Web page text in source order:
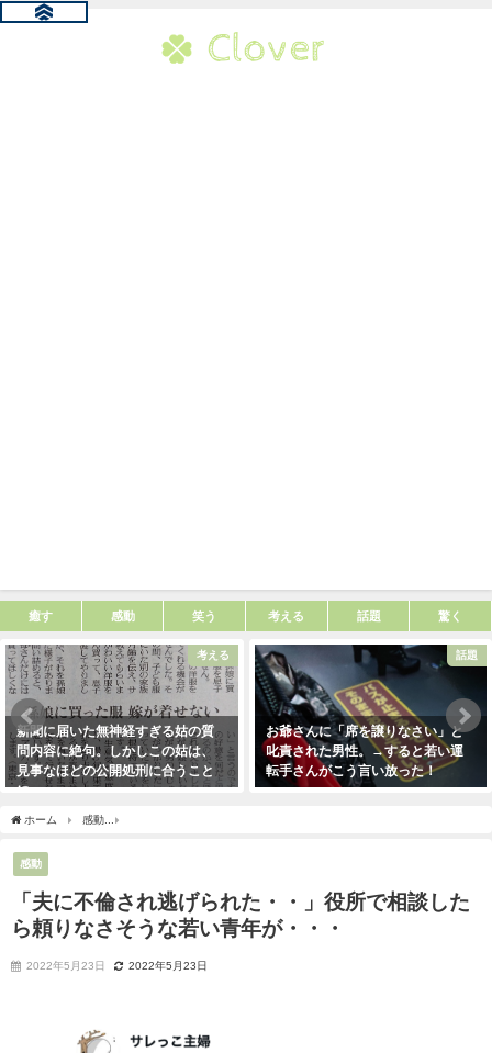
癒す 感動 笑う 考える 話題 驚く
考える
新聞に届いた無神経すぎる姑の質
問内容に絶句。しかしこの姑は、
見事なほどの公開処刑に合うこと
に・・・
2021年3月13日
話題
お爺さんに「席を譲りなさい」と
叱責された男性。→すると若い運
転手さんがこう言い放った！
ホーム 感動
感動
「夫に不倫され逃げられた・・」役所で相談した
ら頼りなさそうな若い青年が・・・
2022年5月23日 2022年5月23日